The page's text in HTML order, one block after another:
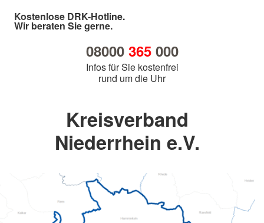
Kostenlose DRK-Hotline.
Wir beraten Sie gerne.
08000 365000
Infos für Sie kostenfrei
rund um die Uhr
Kreisverband
Niederrhein e.V.